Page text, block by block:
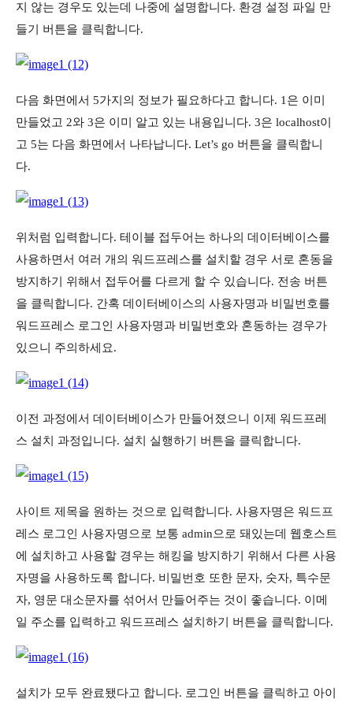
지 않는 경우도 있는데 나중에 설명합니다. 환경 설정 파일 만
들기 버튼을 클릭합니다.
다음 화면에서 5가지의 정보가 필요하다고 합니다. 1은 이미
만들었고 2와 3은 이미 알고 있는 내용입니다. 3은 localhost이
고 5는 다음 화면에서 나타납니다. Let’s go 버튼을 클릭합니
다.
위처럼 입력합니다. 테이블 접두어는 하나의 데이터베이스를
사용하면서 여러 개의 워드프레스를 설치할 경우 서로 혼동을
방지하기 위해서 접두어를 다르게 할 수 있습니다. 전송 버튼
을 클릭합니다. 간혹 데이터베이스의 사용자명과 비밀번호를
워드프레스 로그인 사용자명과 비밀번호와 혼동하는 경우가
있으니 주의하세요.
이전 과정에서 데이터베이스가 만들어졌으니 이제 워드프레
스 설치 과정입니다. 설치 실행하기 버튼을 클릭합니다.
사이트 제목을 원하는 것으로 입력합니다. 사용자명은 워드프
레스 로그인 사용자명으로 보통 admin으로 돼있는데 웹호스트
에 설치하고 사용할 경우는 해킹을 방지하기 위해서 다른 사용
자명을 사용하도록 합니다. 비밀번호 또한 문자, 숫자, 특수문
자, 영문 대소문자를 섞어서 만들어주는 것이 좋습니다. 이메
일 주소를 입력하고 워드프레스 설치하기 버튼을 클릭합니다.
설치가 모두 완료됐다고 합니다. 로그인 버튼을 클릭하고 아이